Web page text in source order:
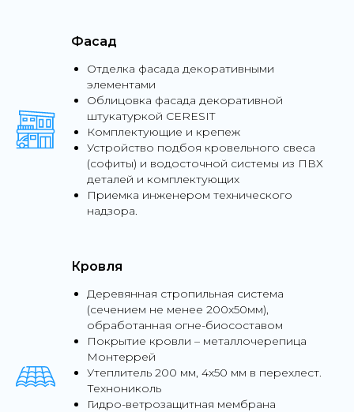
Фасад
Отделка фасада декоративными
элементами
Облицовка фасада декоративной
штукатуркой СERESIT
Комплектующие и крепеж
Устройство подбоя кровельного свеса
(софиты) и водосточной системы из ПВХ
деталей и комплектующих
Приемка инженером технического
надзора.
Кровля
Деревянная стропильная система
(сечением не менее 200х50мм),
обработанная огне-биосоставом
Покрытие кровли – металлочерепица
Монтеррей
Утеплитель 200 мм, 4х50 мм в перехлест.
Технониколь
Гидро-ветрозащитная мембрана